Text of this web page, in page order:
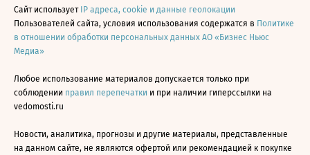
Сайт использует IP адреса, cookie и данные геолокации
Пользователей сайта, условия использования содержатся в Политике
в отношении обработки персональных данных АО «Бизнес Ньюс
Медиа»
Любое использование материалов допускается только при
соблюдении правил перепечатки и при наличии гиперссылки на
vedomosti.ru
Новости, аналитика, прогнозы и другие материалы, представленные
на данном сайте, не являются офертой или рекомендацией к покупке